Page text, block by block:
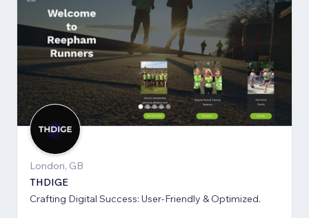
London, GB
THDIGE
Crafting Digital Success: User-Friendly & Optimized.